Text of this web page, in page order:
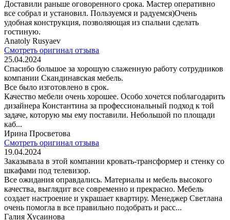
Доставили раньше оговоренного срока. Мастер оперативно
все собрал и установил. Пользуемся и радуемся)Очень
удобная конструкция, позволяющая из спальни сделать
гостиную.
Anatoly Rusyaev
Смотреть оригинал отзыва
25.04.2024
Спасибо большое за хорошую слаженную работу сотрудников
компании Скандинавская мебель.
Все было изготовлено в срок.
Качество мебели очень хорошее. Особо хочется поблагодарить
дизайнера Константина за профессиональный подход к той
задаче, которую мы ему поставили. Небольшой по площади
каб...
Ирина Просветова
Смотреть оригинал отзыва
19.04.2024
Заказывала в этой компании кровать-трансформер и стенку со
шкафами под телевизор.
Все ожидания оправдались. Материалы и мебель высокого
качества, выглядит все современно и прекрасно. Мебель
создает настроение и украшает квартиру. Менеджер Светлана
очень помогла в все правильно подобрать и расс...
Галия Хусаинова